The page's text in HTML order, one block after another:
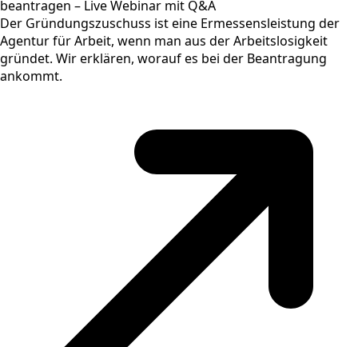
beantragen – Live Webinar mit Q&A
Der Gründungszuschuss ist eine Ermessensleistung der
Agentur für Arbeit, wenn man aus der Arbeitslosigkeit
gründet. Wir erklären, worauf es bei der Beantragung
ankommt.